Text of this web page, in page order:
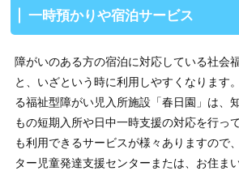
一時預かりや宿泊サービス
障がいのある方の宿泊に対応している社会
と、いざという時に利用しやすくなります
る福祉型障がい児入所施設「春日園」は、
もの短期入所や日中一時支援の対応を行っ
も利用できるサービスが様々ありますので
ター児童発達支援センターまたは、お住ま